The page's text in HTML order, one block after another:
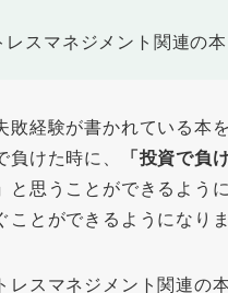
レスマネジメント関連の本
敗経験が書かれている本
負けた時に、
「投資で負
と思うことができるよう
ことができるようになりま
レスマネジメント関連の